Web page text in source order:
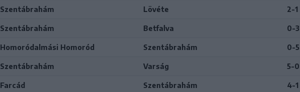
Szentábrahám Lövéte 2-1
Szentábrahám Betfalva 0-3
Homoródalmási Homoród Szentábrahám 0-5
Szentábrahám Varság 5-0
Farcád Szentábrahám 4-1